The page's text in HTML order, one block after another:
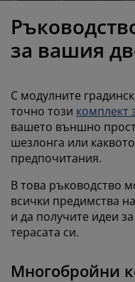
за матрак
матраци
легла
на мебели
осветление
за вашия
С модулните
точно този комплект
вашето външно
шезлонга или
предпочитания.
В това ръководство
всички предимства
и да получите идеи
терасата си.
Многобройни